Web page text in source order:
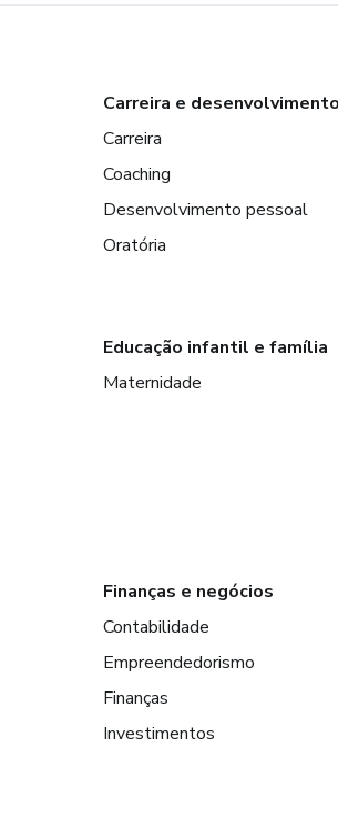
Carreira e
Carreira
Coaching
Desenvolvimento pessoal
Oratória
Educação infantil e família
Maternidade
Finanças e negócios
Contabilidade
Empreendedorismo
Finanças
Investimentos